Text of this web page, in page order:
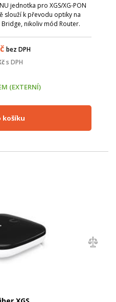
jednotka pro XGS/XG-PON
slouží k převodu optiky na
nikoliv mód Router.
bez DPH
s DPH
(EXTERNÍ)
košíku